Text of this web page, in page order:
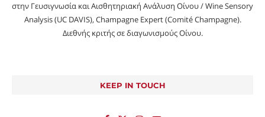
στην Γευσιγνωσία και Αισθητηριακή Ανάλυση Οίνου / Wine Sensory
Analysis (UC DAVIS), Champagne Expert (Comité Champagne).
Διεθνής κριτής σε διαγωνισμούς Οίνου.
KEEP IN TOUCH